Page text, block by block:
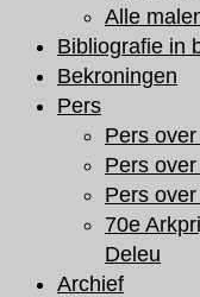
Alle
Bibliografie in
Bekroningen
Pers
Pers
Pers
Pers
70e
Deleu
Archief